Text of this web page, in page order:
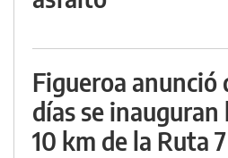
Figueroa anunció
días se
10 km de la Ruta